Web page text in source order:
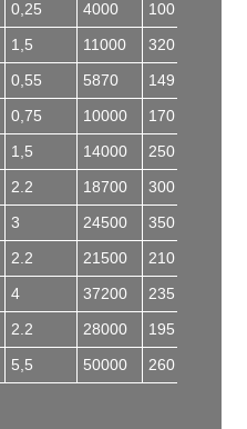
0,25 4000 100
1,5 11000 320
0,55 5870 149
0,75 10000 170
1,5 14000 250
2.2 18700 300
3 24500 350
2.2 21500 210
4 37200 235
2.2 28000 195
5,5 50000 260